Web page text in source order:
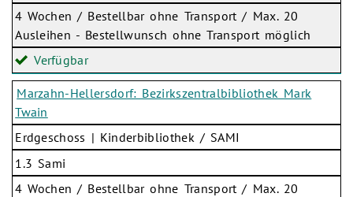
4 Wochen / Bestellbar ohne Transport / Max. 20
Ausleihen - Bestellwunsch ohne Transport möglich
Verfügbar
Marzahn-Hellersdorf: Bezirkszentralbibliothek Mark
Twain
Erdgeschoss | Kinderbibliothek / SAMI
1.3 Sami
4 Wochen / Bestellbar ohne Transport / Max. 20